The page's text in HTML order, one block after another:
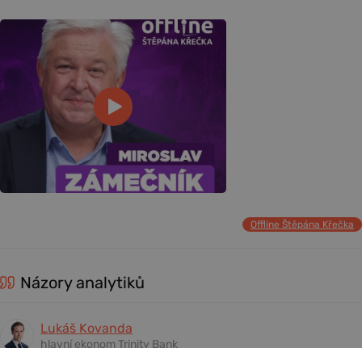
Offline Štěpána Křečka
Názory analytiků
Lukáš Kovanda
hlavní ekonom Trinity Bank